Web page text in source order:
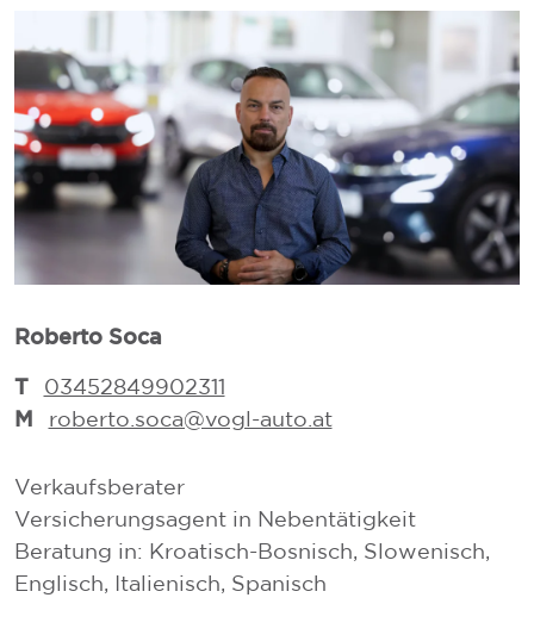
Roberto Soca
T 03452849902311
M roberto.soca@vogl-auto.at
Verkaufsberater
Versicherungsagent in Nebentätigkeit
Beratung in: Kroatisch-Bosnisch, Slowenisch,
Englisch, Italienisch, Spanisch